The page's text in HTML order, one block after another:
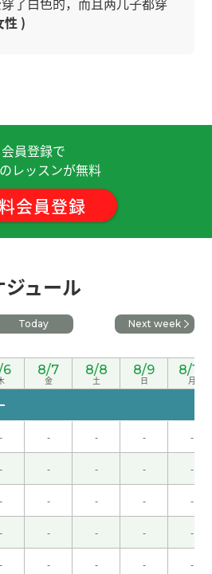
性 )
谢るい老师、下次见！
高兴认识您。您的发音非常
理解了这个大道理 ( 男性 )
来说是1分钟的感觉！(^-^)时间
见！！( 男性 )
也我们有聊天沟通啦，就是
期待再见~谢谢！( 男性 )
等老师 哈哈 下次见吧
！
会員登録で
レッスンが無料
会員登録
ュール
Today Next week
6 8/7
金
8/8
土
8/9
日
8/10
月
- - - - -
- - - - -
- - - - -
- - - - -
- - - - -